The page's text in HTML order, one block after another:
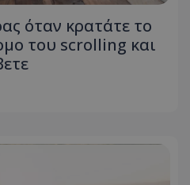
όταν κρατάτε το
του scrolling και